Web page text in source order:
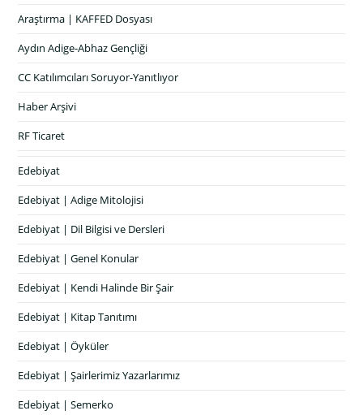
Araştırma | KAFFED Dosyası
Aydın Adige-Abhaz Gençliği
CC Katılımcıları Soruyor-Yanıtlıyor
Haber Arşivi
RF Ticaret
Edebiyat
Edebiyat | Adige Mitolojisi
Edebiyat | Dil Bilgisi ve Dersleri
Edebiyat | Genel Konular
Edebiyat | Kendi Halinde Bir Şair
Edebiyat | Kitap Tanıtımı
Edebiyat | Öyküler
Edebiyat | Şairlerimiz Yazarlarımız
Edebiyat | Semerko